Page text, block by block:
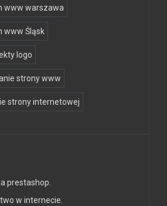
www warszawa
www Śląsk
logo
strony www
strony internetowej
prestashop.
w internecie.